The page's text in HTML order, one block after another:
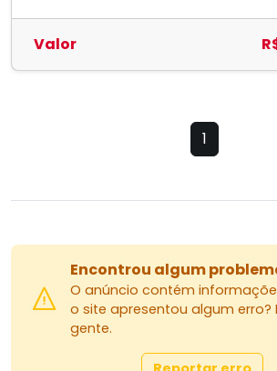
Valor
1
Encontrou algum
O anúncio contém
o site apresentou algum erro?
gente.